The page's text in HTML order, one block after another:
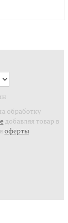
обработку
добавляя товар в
оферты